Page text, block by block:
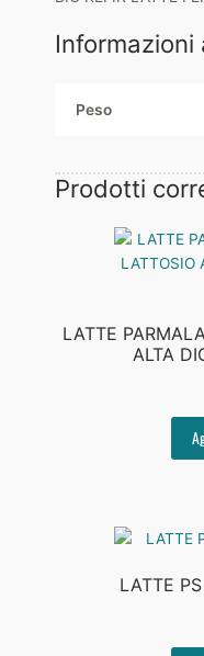
Peso
Prodotti
LATTE
ALTA
LATTE